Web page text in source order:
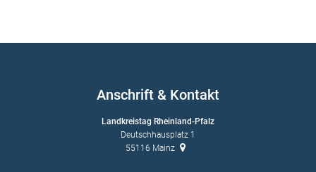
Anschrift & Kontakt
Landkreistag Rheinland-Pfalz
Deutschhausplatz 1
55116 Mainz